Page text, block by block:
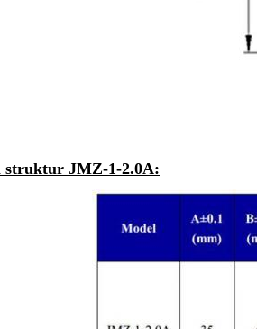
struktur JMZ-1-2.0A: